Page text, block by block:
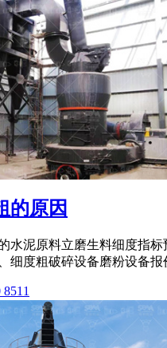
的原因
水泥原料立磨生料细度指
细度粗破碎设备磨粉设备报